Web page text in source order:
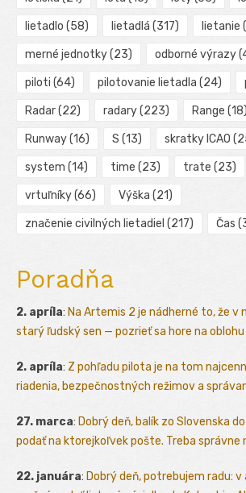
lietadlo (58) lietadlá (317) lietanie
merné jednotky(23) odborné výrazy
piloti (64) pilotovanie lietadla (24)
Radar(22) radary(223) Range (18)
Runway(16) S (13) skratky ICAO
system (14) time (23) trate (23)
vrtuľníky(66) Výška (21)
značenie civilných lietadiel (217) Čas
Poradňa
2. apríla: Na Artemis 2 je nádherné to, že v
starý ľudský sen — pozrieť sa hore na oblohu
2. apríla: Z pohľadu pilota je na tom
riadenia, bezpečnostných režimov a
27. marca: Dobrý deň, balík zo Slovenska
podať na ktorejkoľvek pošte. Treba správne
22. januára: Dobrý deň, potrebujem radu: